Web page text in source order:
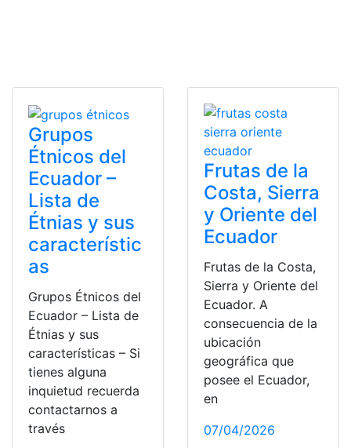
Grupos
Étnicos del
Ecuador –
Lista de
Étnias y sus
característic
as
Grupos Étnicos del
Ecuador – Lista de
Étnias y sus
características – Si
tienes alguna
inquietud recuerda
contactarnos a
través
Frutas de la
Costa, Sierra
y Oriente del
Ecuador
Frutas de la Costa,
Sierra y Oriente del
Ecuador. A
consecuencia de la
ubicación
geográfica que
posee el Ecuador,
en
07/04/2026